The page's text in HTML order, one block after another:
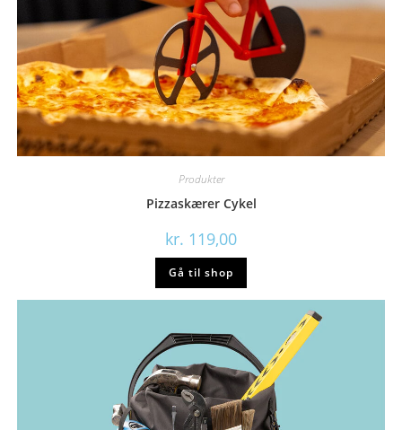
Produkter
Pizzaskærer Cykel
kr. 119,00
Gå til shop